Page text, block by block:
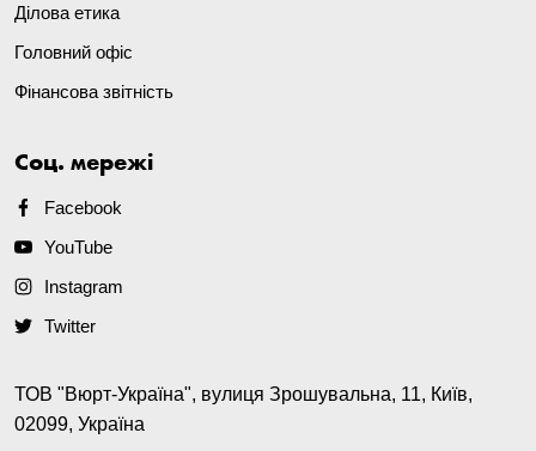
Ділова етика
Головний офіс
Фінансова звітність
Соц. мережі
Facebook
YouTube
Instagram
Twitter
ТОВ "Вюрт-Україна", вулиця Зрошувальна, 11, Київ,
02099, Україна